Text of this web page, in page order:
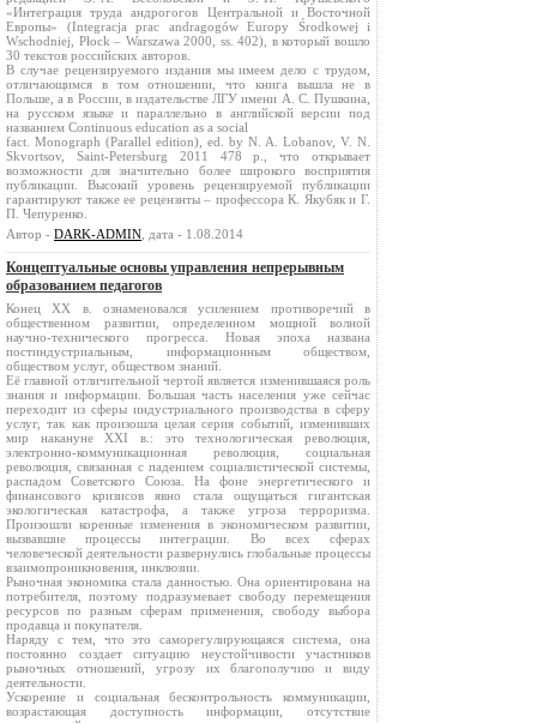
«Интеграция труда андрогогов Центральной и Восточной
Европы» (Integracja prac andragogów Europy Środkowej i
Wschodniej, Płock – Warszawa 2000, ss. 402), в который вошло
30 текстов российских авторов.
В случае рецензируемого издания мы имеем дело с трудом,
отличающимся в том отношении, что книга вышла не в
Польше, а в России, в издательстве ЛГУ имени А. С. Пушкина,
на русском языке и параллельно в английской версии под
названием Continuous education as a social
fact. Monograph (Parallel edition), ed. by N. A. Lobanov, V. N.
Skvortsov, Saint-Petersburg 2011 478 p., что открывает
возможности для значительно более широкого восприятия
публикации. Высокий уровень рецензируемой публикации
гарантируют также ее рецензнты – профессора К. Якубяк и Г.
П. Чепуренко.
Автор - DARK-ADMIN , дата - 1.08.2014
Концептуальные основы управления непрерывным
образованием педагогов
Конец ХХ в. ознаменовался усилением противоречий в
общественном развитии, определенном мощной волной
научно-технического прогресса. Новая эпоха названа
постиндустриальным, информационным обществом,
обществом услуг, обществом знаний.
Её главной отличительной чертой является изменившаяся роль
знания и информации. Большая часть населения уже сейчас
переходит из сферы индустриального производства в сферу
услуг, так как произошла целая серия событий, изменивших
мир накануне XXI в.: это технологическая революция,
электронно-коммуникационная революция, социальная
революция, связанная с падением социалистической системы,
распадом Советского Союза. На фоне энергетического и
финансового кризисов явно стала ощущаться гигантская
экологическая катастрофа, а также угроза терроризма.
Произошли коренные изменения в экономическом развитии,
вызвавшие процессы интеграции. Во всех сферах
человеческой деятельности развернулись глобальные процессы
взаимопроникновения, инклюзии.
Рыночная экономика стала данностью. Она ориентирована на
потребителя, поэтому подразумевает свободу перемещения
ресурсов по разным сферам применения, свободу выбора
продавца и покупателя.
Наряду с тем, что это саморегулирующаяся система, она
постоянно создает ситуацию неустойчивости участников
рыночных отношений, угрозу их благополучию и виду
деятельности.
Ускорение и социальная бесконтрольность коммуникации,
возрастающая доступность информации, отсутствие